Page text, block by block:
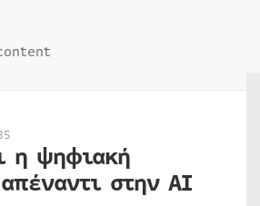
η ψηφιακή
στην AI